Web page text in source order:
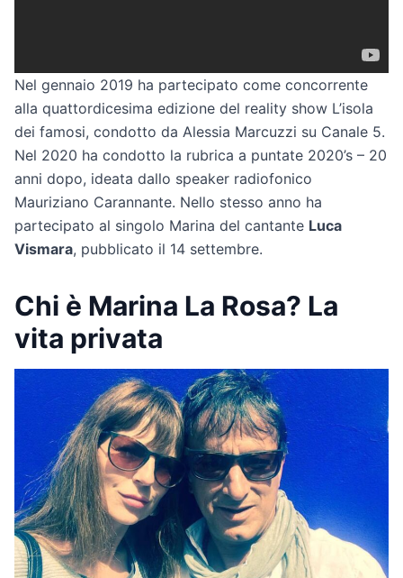
Nel gennaio 2019 ha partecipato come concorrente
alla quattordicesima edizione del reality show L’isola
dei famosi, condotto da Alessia Marcuzzi su Canale 5.
Nel 2020 ha condotto la rubrica a puntate 2020’s – 20
anni dopo, ideata dallo speaker radiofonico
Mauriziano Carannante. Nello stesso anno ha
partecipato al singolo Marina del cantante Luca
Vismara, pubblicato il 14 settembre.
Chi è Marina La Rosa? La
vita privata